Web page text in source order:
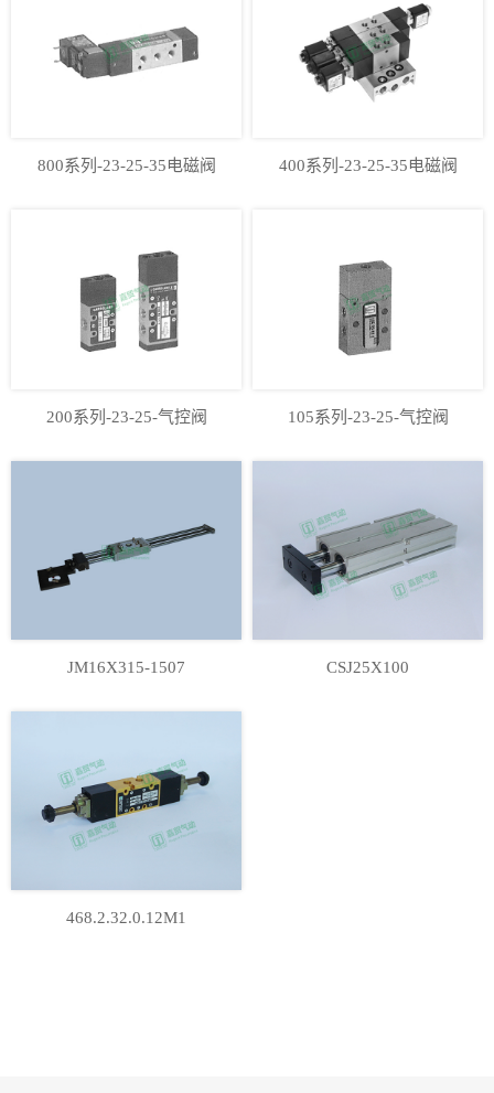
800系列-23-25-35电磁阀 400系列-23-25-35电磁阀
200系列-23-25-气控阀 105系列-23-25-气控阀
JM16X315-1507 CSJ25X100
468.2.32.0.12M1